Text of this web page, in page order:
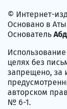
© Интернет-
Основано в
Основатель
целях без
запрещено, за
авторском
№ 6-1.